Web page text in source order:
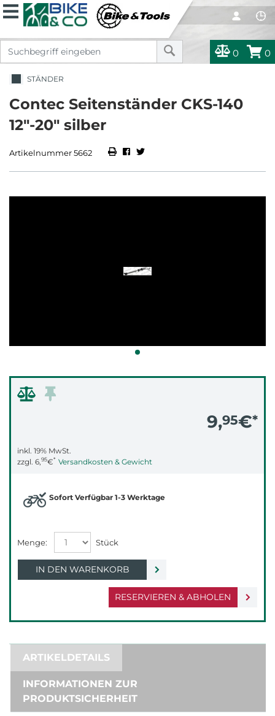
0 0
STÄNDER
Contec Seitenständer CKS-140
12"-20" silber
Artikelnummer 5662
9,95€*
inkl. 19% MwSt.
zzgl. 6,95€* Versandkosten & Gewicht
RESERVIEREN & ABHOLEN
Sofort Verfügbar 1-3 Werktage
IN DEN WARENKORB
ARTIKELDETAILS
INFORMATIONEN ZUR
PRODUKTSICHERHEIT